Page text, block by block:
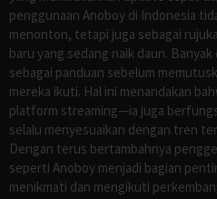
penggunaan Anoboy di Indonesia
menonton, tetapi juga sebagai
baru yang sedang naik daun.
sebagai panduan sebelum
mereka ikuti. Hal ini menandakan
platform streaming—ia juga
selalu menyesuaikan dengan tren
Dengan terus bertambahnya
seperti Anoboy menjadi bagian
menikmati dan mengikuti